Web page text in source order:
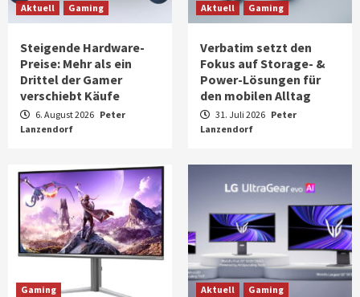
Aktuell Gaming
Steigende Hardware-
Preise: Mehr als ein
Drittel der Gamer
verschiebt Käufe
6. August 2026 Peter
Lanzendorf
Aktuell Gaming
Verbatim setzt den
Fokus auf Storage- &
Power-Lösungen für
den mobilen Alltag
31. Juli 2026 Peter
Lanzendorf
Gaming Aktuell Gaming